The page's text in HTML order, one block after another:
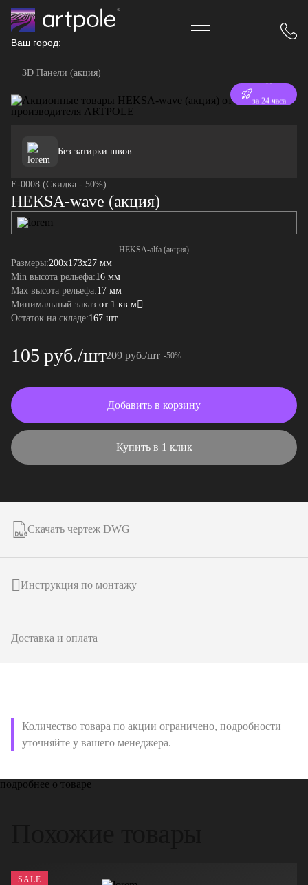
Ваш город:
3D Панели (акция)
Без затирки швов
E-0008 (Скидка - 50%)
HEKSA-wave (акция)
HEKSA-alfa (акция)
Размеры:200x173x27 мм
Min высота рельефа:16 мм
Max высота рельефа:17 мм
Минимальный заказ:от 1 кв.м
Остаток на складе:167 шт.
105 руб./шт209 руб./шт -50%
Добавить в корзину
Купить в 1 клик
Скачать чертеж DWG
Инструкция по монтажу
Доставка и оплата
Количество товара по акции ограничено, подробности
уточняйте у вашего менеджера.
подробнее о товаре
SALE